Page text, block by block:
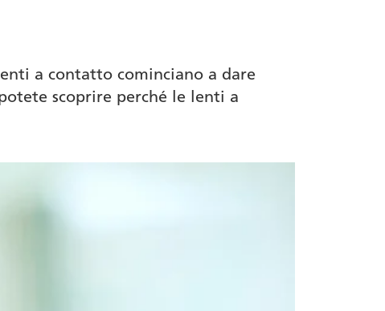
a contatto cominciano a dare
scoprire perché le lenti a